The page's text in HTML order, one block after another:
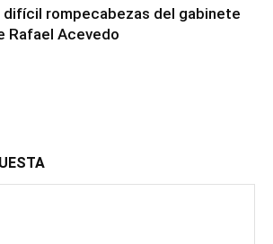
difícil rompecabezas del gabinete
Rafael Acevedo